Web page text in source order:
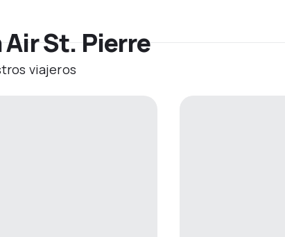
Air St. Pierre
viajeros